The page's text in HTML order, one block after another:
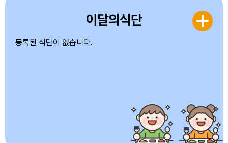
이달의식단
등록된 식단이 없습니다.